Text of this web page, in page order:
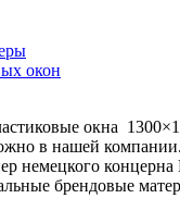
окон
окна
в нашей
немецкого концерна
брендовые